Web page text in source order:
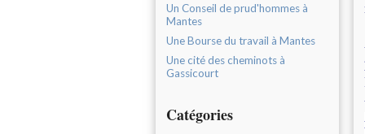
Un Conseil de prud'hommes à
Mantes
Une Bourse du travail à Mantes
Une cité des cheminots à
Gassicourt
Catégories